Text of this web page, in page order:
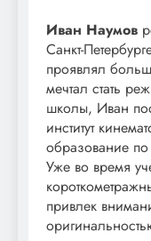
Иван Наумов
Санкт-
проявлял
мечтал стать
школы, Иван
институт
образование
Уже во время
привлек